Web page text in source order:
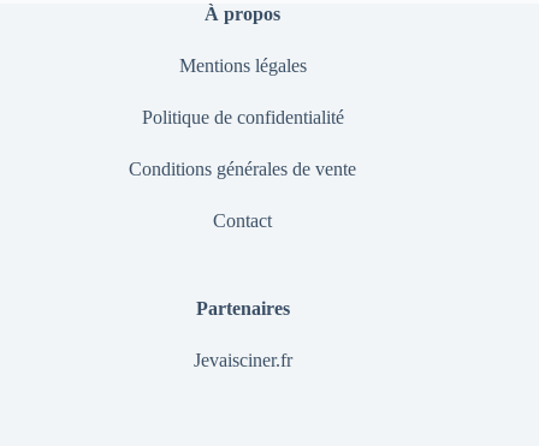
À propos
Mentions légales
Politique de confidentialité
Conditions générales de vente
Contact
Partenaires
Jevaisciner.fr